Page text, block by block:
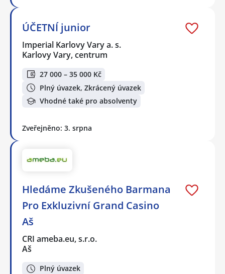
ÚČETNÍ junior
Imperial Karlovy Vary a. s.
Karlovy Vary, centrum
27 000 – 35 000 Kč
Plný úvazek, Zkrácený úvazek
Vhodné také pro absolventy
Zveřejněno: 3. srpna
Hledáme Zkušeného Barmana
Pro Exkluzivní Grand Casino
Aš
CRI ameba.eu, s.r.o.
Aš
Plný úvazek